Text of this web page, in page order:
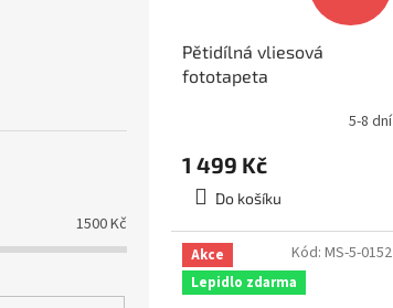
1500Kč
Pětidílná vliesová
fototapeta
rozměr 375x250cm, MS-
5-8 dní
1 499 Kč
Do košíku
Akce
Lepidlo zdarma
Kód: MS-5-0152